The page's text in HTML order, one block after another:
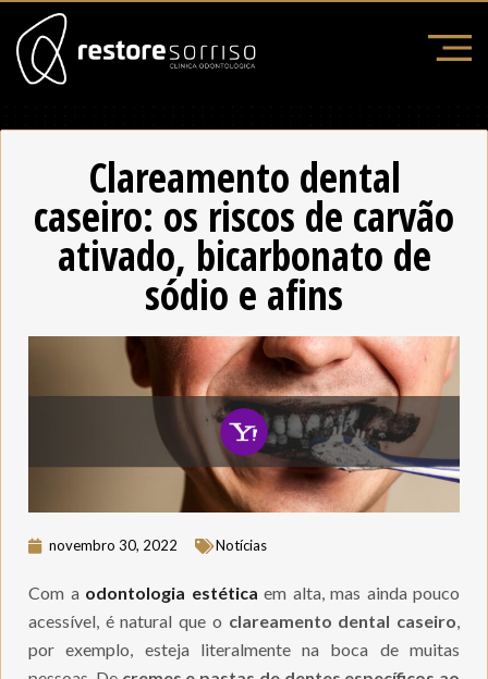
Clareamento dental
caseiro: os riscos de carvão
ativado, bicarbonato de
sódio e afins
novembro 30, 2022 Notícias
Com a odontologia estética em alta, mas ainda pouco
acessível, é natural que o clareamento dental caseiro,
por exemplo, esteja literalmente na boca de muitas